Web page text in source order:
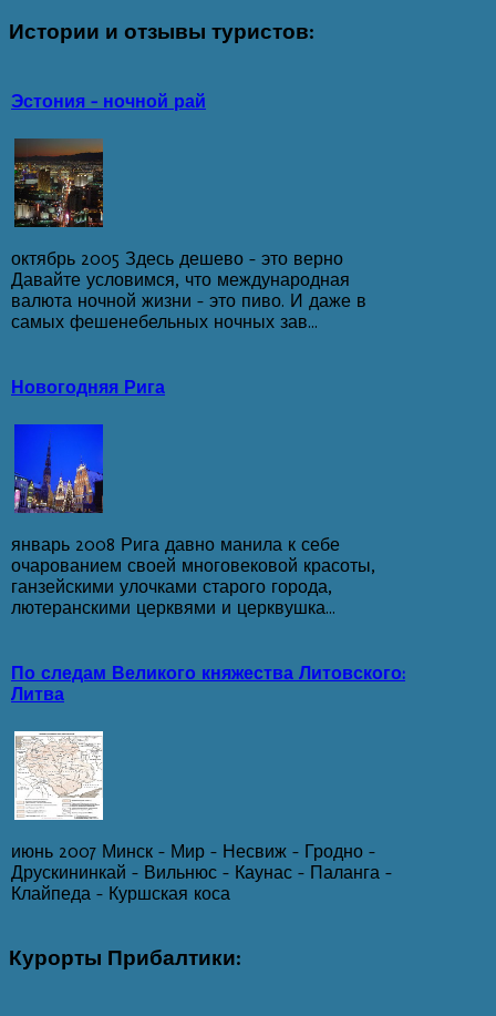
Истории и отзывы туристов:
Эстония - ночной рай
октябрь 2005 Здесь дешево - это верно
Давайте условимся, что международная
валюта ночной жизни – это пиво. И даже в
самых фешенебельных ночных зав...
Новогодняя Рига
январь 2008 Рига давно манила к себе
очарованием своей многовековой красоты,
ганзейскими улочками старого города,
лютеранскими церквями и церквушка...
По следам Великого княжества Литовского:
Литва
июнь 2007 Минск – Мир – Несвиж – Гродно –
Друскининкай – Вильнюс – Каунас - Паланга –
Клайпеда – Куршская коса
Курорты Прибалтики: